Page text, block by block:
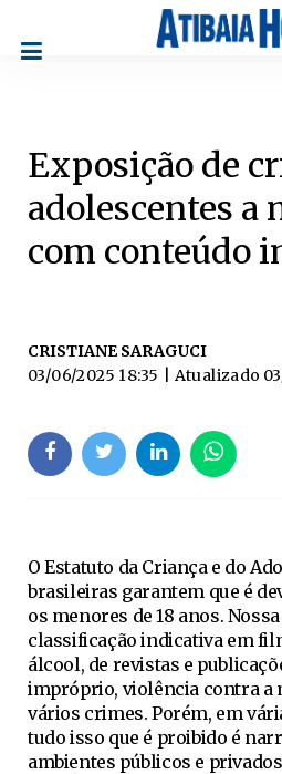
Exposição de
adolescentes a
com conteúdo
CRISTIANE SARAGUCI
03/06/2025 18:35
| Atualizado
O Estatuto da Criança e do
brasileiras garantem que é
os menores de 18 anos.
classificação indicativa em
álcool, de revistas e
impróprio, violência contra a
vários crimes. Porém, em
tudo isso que é proibido é
ambientes públicos e